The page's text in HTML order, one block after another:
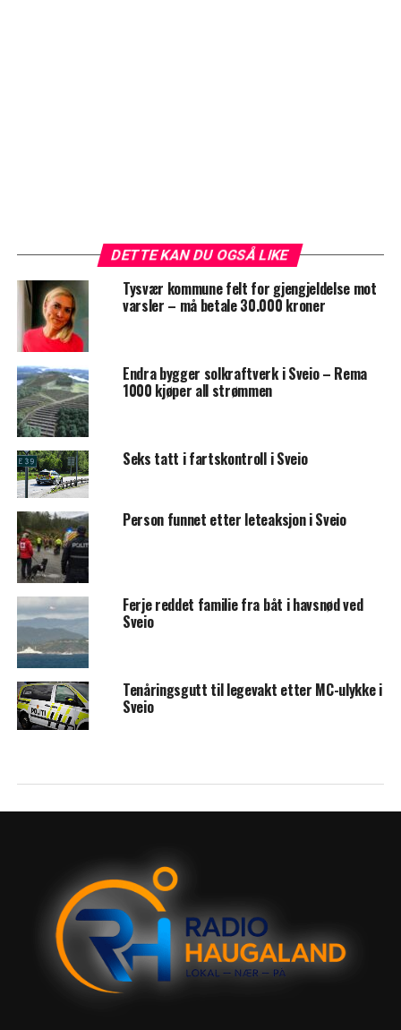
DETTE KAN DU OGSÅ LIKE
Tysvær kommune felt for gjengjeldelse mot
varsler – må betale 30.000 kroner
Endra bygger solkraftverk i Sveio – Rema
1000 kjøper all strømmen
Seks tatt i fartskontroll i Sveio
Person funnet etter leteaksjon i Sveio
Ferje reddet familie fra båt i havsnød ved
Sveio
Tenåringsgutt til legevakt etter MC-ulykke i
Sveio